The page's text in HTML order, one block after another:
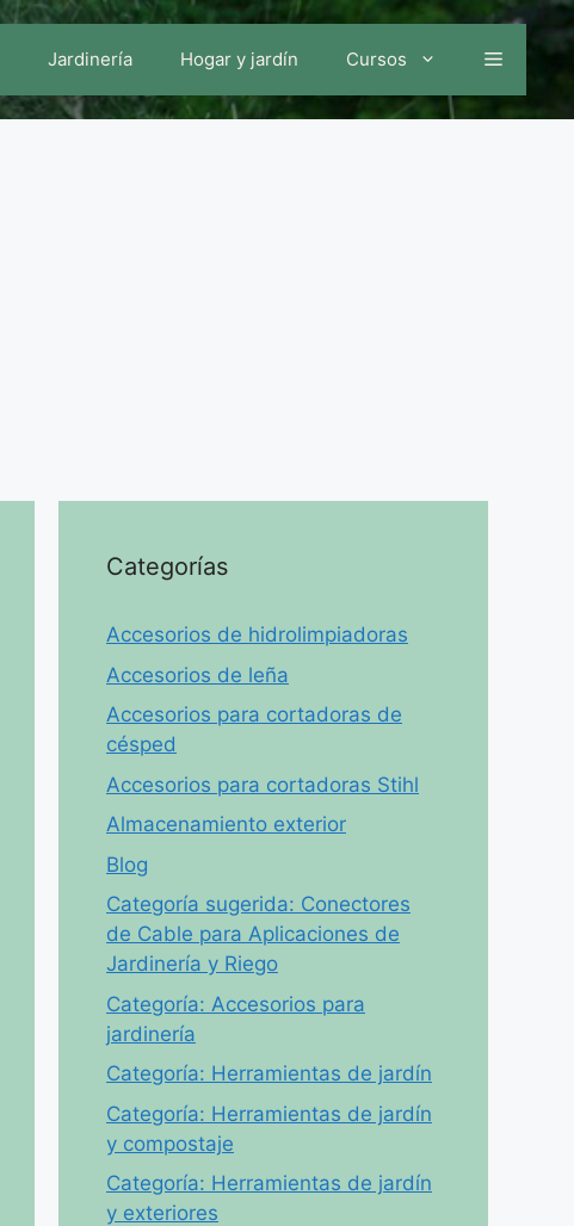
Jardinería Hogar y jardín Cursos
Categorías
Accesorios de hidrolimpiadoras
Accesorios de leña
Accesorios para cortadoras de
césped
Accesorios para cortadoras Stihl
Almacenamiento exterior
Blog
Categoría sugerida: Conectores
de Cable para Aplicaciones de
Jardinería y Riego
Categoría: Accesorios para
jardinería
Categoría: Herramientas de jardín
Categoría: Herramientas de jardín
y compostaje
Categoría: Herramientas de jardín
y exteriores